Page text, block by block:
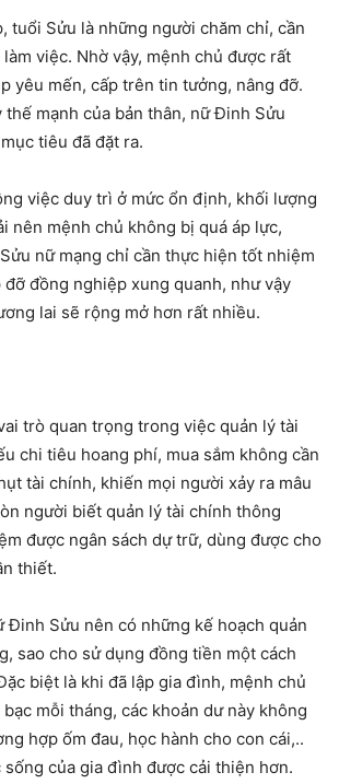
tuổi Sửu là những người chăm chỉ, cần
việc. Nhờ vậy, mệnh chủ được rất
yêu mến, cấp trên tin tưởng, nâng đỡ.
mạnh của bản thân, nữ Đinh Sửu
tiêu đã đặt ra.
việc duy trì ở mức ổn định, khối lượng
nên mệnh chủ không bị quá áp lực,
nữ mạng chỉ cần thực hiện tốt nhiệm
đồng nghiệp xung quanh, như vậy
lai sẽ rộng mở hơn rất nhiều.
trò quan trọng trong việc quản lý tài
chi tiêu hoang phí, mua sắm không cần
tài chính, khiến mọi người xảy ra mâu
người biết quản lý tài chính thông
được ngân sách dự trữ, dùng được cho
thiết.
Đinh Sửu nên có những kế hoạch quản
sao cho sử dụng đồng tiền một cách
biệt là khi đã lập gia đình, mệnh chủ
mỗi tháng, các khoản dư này không
hợp ốm đau, học hành cho con cái,..
sống của gia đình được cải thiện hơn.